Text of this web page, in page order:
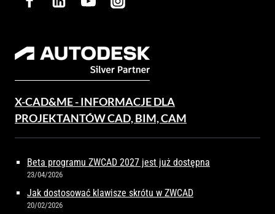
X-CAD&ME - INFORMACJE DLA
PROJEKTANTÓW CAD, BIM, CAM
Beta programu ZWCAD 2027 jest już dostępna
23/04/2026
Jak dostosować klawisze skrótu w ZWCAD
20/02/2026